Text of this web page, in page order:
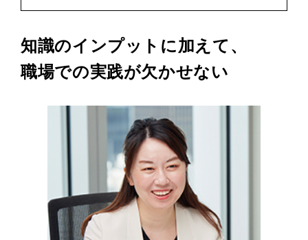
知識のインプットに加えて、
職場での実践が欠かせない